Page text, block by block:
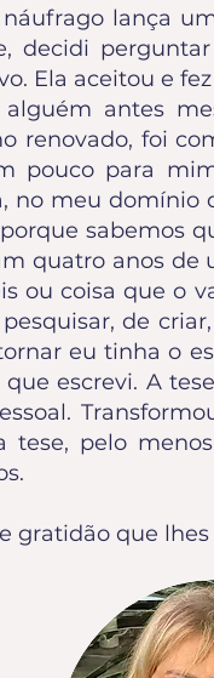
lança
decidi
Ela aceitou e
antes
renovado, foi
pouco para
no meu domínio
sabemos
quatro anos
ou coisa que o
de
eu tinha o
escrevi. A
tese, pelo
gratidão que